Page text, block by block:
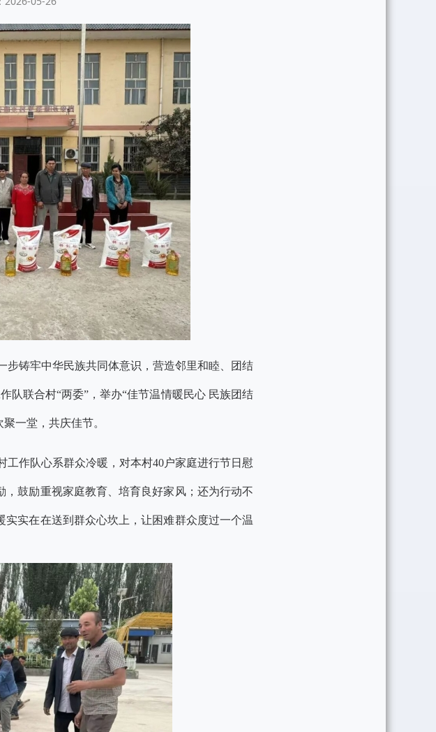
步铸牢中华民族共同体意识，营造邻里和睦、团结
队联合村“两委”，举办“佳节温情暖民心 民族团结
一堂，共庆佳节。
作队心系群众冷暖，对本村40户家庭进行节日慰
鼓励重视家庭教育、培育良好家风；还为行动不
实在在送到群众心坎上，让困难群众度过一个温